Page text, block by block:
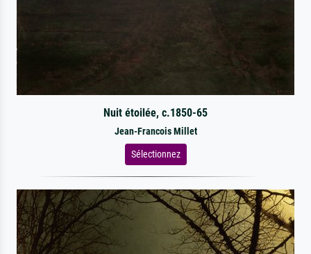
Nuit étoilée, c.1850-65
Jean-Francois Millet
Sélectionnez